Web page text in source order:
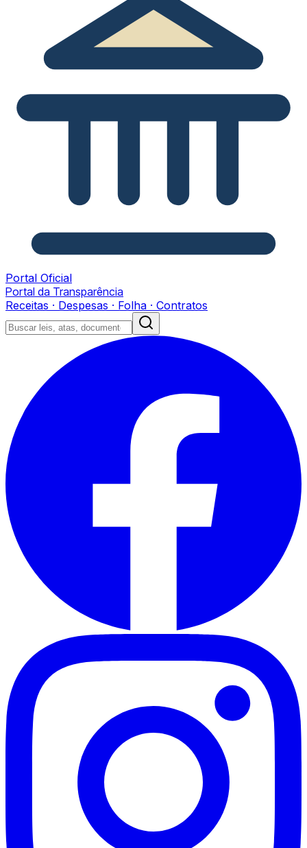
Portal Oficial
Portal da Transparência
Receitas · Despesas · Folha · Contratos